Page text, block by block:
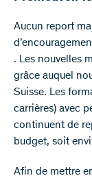
Aucun report
. Les nouvelles
grâce auquel
Suisse. Les
carrières) avec
continuent de
budget, soit
Afin de mettre